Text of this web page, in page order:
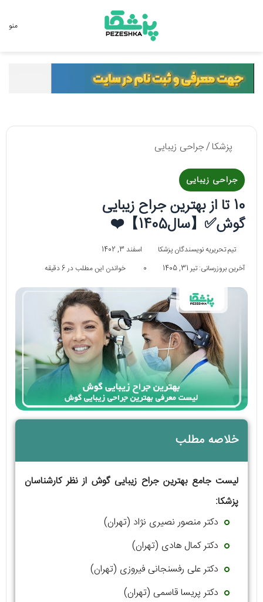
منو
پزشکا/جراحی زیبایی
جراحی زیبایی
10 تا از بهترین جراح زیبایی
گوش✅【سال1405】❤️
تیم تحریریه نویسندگان پزشکا
اسفند 3, 1402
آخرین بروزرسانی: تیر 31, 1405
0 خواندن این مطلب در 6 دقیقه
خلاصه مطلب
لیست جامع بهترین جراح زیبایی گوش از نظر کارشناسان
پزشکا:
دکتر منصور نصیری نژاد (تهران)
دکتر کمال هادی (تهران)
دکتر علی رفسنجانی فیروزی (تهران)
دکتر پریسا قاسمی (تهران)